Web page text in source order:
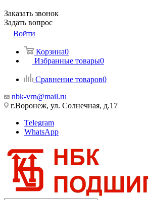
Заказать звонок
Задать вопрос
Войти
Корзина0
Избранные товары0
Сравнение товаров0
nbk-vrn@mail.ru
г.Воронеж, ул. Солнечная, д.17
Telegram
WhatsApp